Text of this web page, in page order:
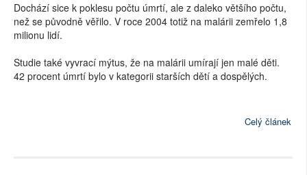
Dochází sice k poklesu počtu úmrtí, ale z daleko většího počtu,
než se původně věřilo. V roce 2004 totiž na malárii zemřelo 1,8
milionu lidí.
Studie také vyvrací mýtus, že na malárii umírají jen malé děti.
42 procent úmrtí bylo v kategorii starších dětí a dospělých.
Celý článek